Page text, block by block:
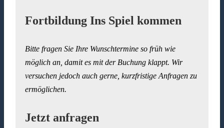
Fortbildung Ins Spiel kommen
Bitte fragen Sie Ihre Wunschtermine so früh wie
möglich an, damit es mit der Buchung klappt. Wir
versuchen jedoch auch gerne, kurzfristige Anfragen zu
ermöglichen.
Jetzt anfragen